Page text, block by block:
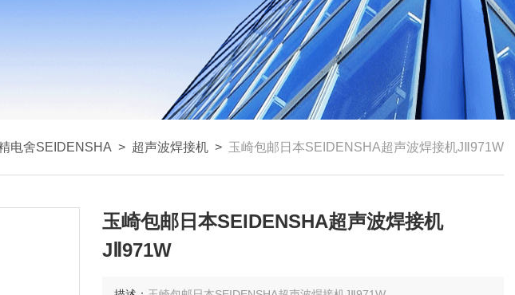
电舍SEIDENSHA > 超声波焊接机 > 玉崎包邮日本SEIDENSHA超声波焊接机JⅡ971W
玉崎包邮日本SEIDENSHA超声波焊接机
JⅡ971W